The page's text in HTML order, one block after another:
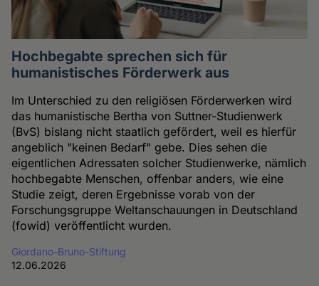
Hochbegabte sprechen sich für
humanistisches Förderwerk aus
Im Unterschied zu den religiösen Förderwerken wird
das humanistische Bertha von Suttner-Studienwerk
(BvS) bislang nicht staatlich gefördert, weil es hierfür
angeblich "keinen Bedarf" gebe. Dies sehen die
eigentlichen Adressaten solcher Studienwerke, nämlich
hochbegabte Menschen, offenbar anders, wie eine
Studie zeigt, deren Ergebnisse vorab von der
Forschungsgruppe Weltanschauungen in Deutschland
(fowid) veröffentlicht wurden.
Giordano-Bruno-Stiftung
12.06.2026